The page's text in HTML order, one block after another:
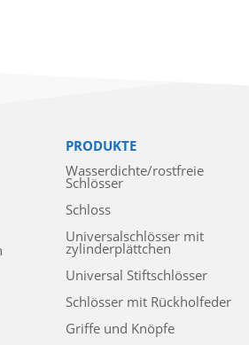
PRODUKTE
Wasserdichte/rostfreie
Schlösser
Schloss
Universalschlösser mit
zylinderplättchen
Universal Stiftschlösser
Schlösser mit Rückholfeder
Griffe und Knöpfe